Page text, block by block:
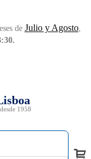
de Julio y Agosto,
1958